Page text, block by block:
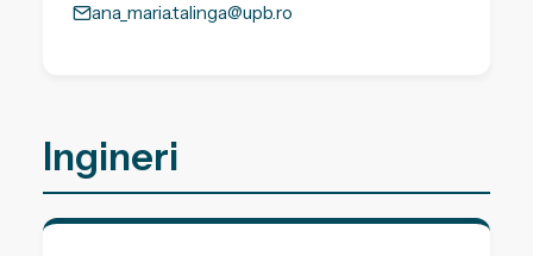
ana_maria.talinga@upb.ro
Ingineri